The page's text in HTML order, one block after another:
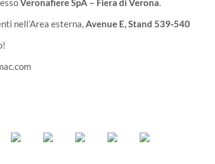
Veronafiere SpA – Fiera di Verona.
nell’Area esterna,Avenue E, Stand 539‐540